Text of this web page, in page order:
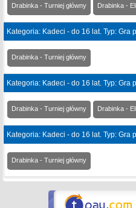
Drabinka - Turniej główny Drabinka -
Kategoria: Kadeci - do 16 lat. Typ: Gra
Drabinka - Turniej główny
Kategoria: Kadeci - do 16 lat. Typ: Gra
Drabinka - Turniej główny Drabinka -
Kategoria: Kadeci - do 16 lat. Typ: Gra
Drabinka - Turniej główny